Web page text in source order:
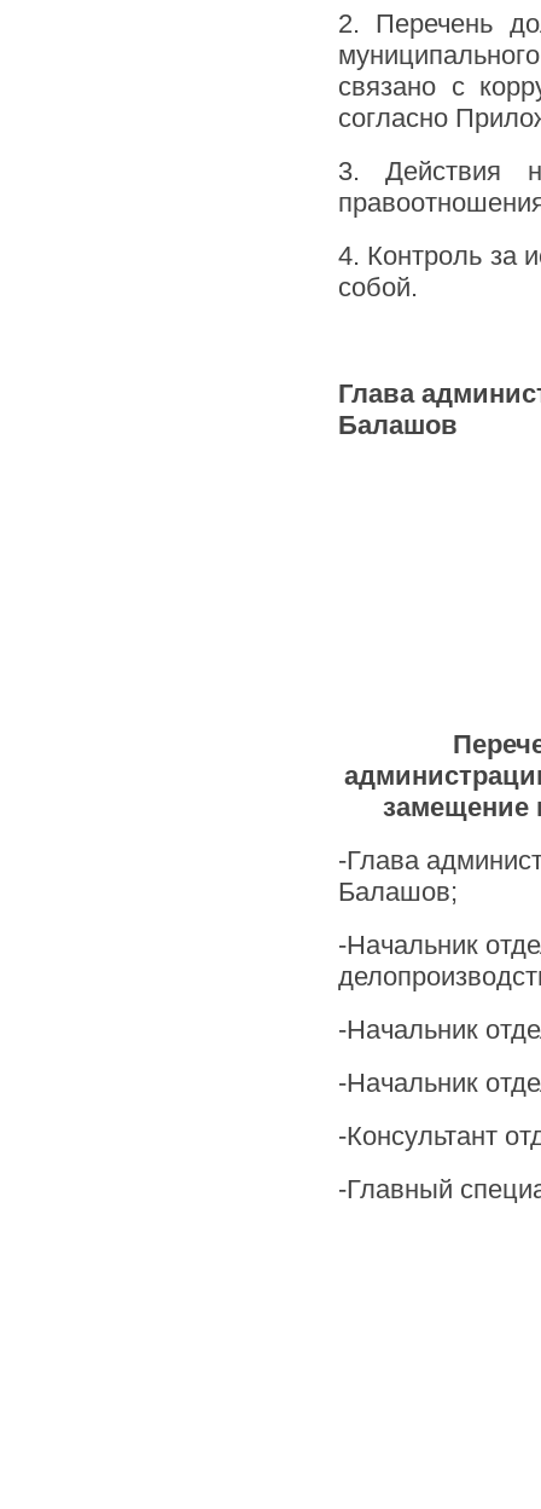
2. Перечень
связано с
согласно
3. Действия
4. Контроль за
собой.
Глава
Балашов
замещение
-Глава
Балашов;
-Начальник
-Начальник
-Начальник
-Консультант
-Главный